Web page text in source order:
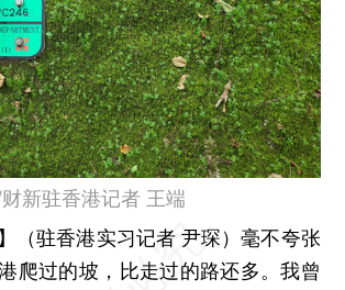
新驻香港记者 王端
（驻香港实习记者 尹琛）毫不夸张
爬过的坡，比走过的路还多。我曾